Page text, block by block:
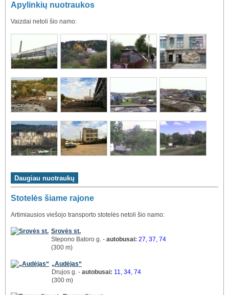
Apylinkių nuotraukos
Vaizdai netoli šio namo:
Stotelės šiame rajone
Artimiausios viešojo transporto stotelės netoli šio namo:
Srovės st.
Stepono Batoro g. - autobusai: 27, 37, 74
(300 m)
„Audėjas“
Drujos g. - autobusai: 11, 34, 74
(300 m)